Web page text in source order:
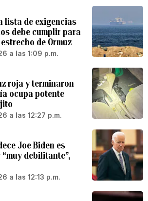
lista de exigencias
debe cumplir para
de Ormuz
a las 1:09 p.m.
roja y terminaron
ocupa potente
a las 12:27 p.m.
Joe Biden es
debilitante”,
a las 12:13 p.m.